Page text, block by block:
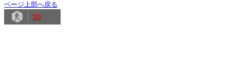
ページ上部へ戻る
32